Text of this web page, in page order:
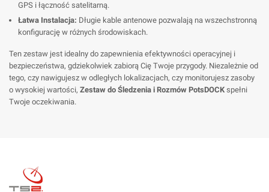
GPS i łączność satelitarną.
Łatwa Instalacja: Długie kable antenowe pozwalają na wszechstronną
konfigurację w różnych środowiskach.
Ten zestaw jest idealny do zapewnienia efektywności operacyjnej i
bezpieczeństwa, gdziekolwiek zabiorą Cię Twoje przygody. Niezależnie od
tego, czy nawigujesz w odległych lokalizacjach, czy monitorujesz zasoby
o wysokiej wartości, Zestaw do Śledzenia i Rozmów PotsDOCK spełni
Twoje oczekiwania.